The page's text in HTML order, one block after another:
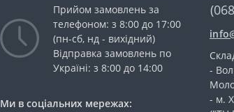
Прийом замовлень за
телефоном: з 8:00 до 17:00
(пн-сб, нд - вихідний)
Відправка замовлень по
Україні: з 8:00 до 14:00
Ми в соціальних мережах:
-
- м.